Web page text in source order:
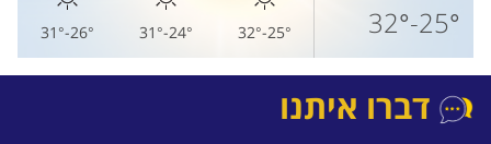
25°-32°
25°-32°
24°-31°
26°-31°
דברו איתנו